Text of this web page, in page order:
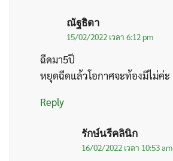
ณัฐธิดา
15/02/2022 เวลา 6:12 pm
ฉีดมา5ปี
หยุดฉีดแล้วโอกาศจะท้องมีไม่ค่ะ
Reply
รักษ์นรีคลินิก
16/02/2022 เวลา 10:53 am